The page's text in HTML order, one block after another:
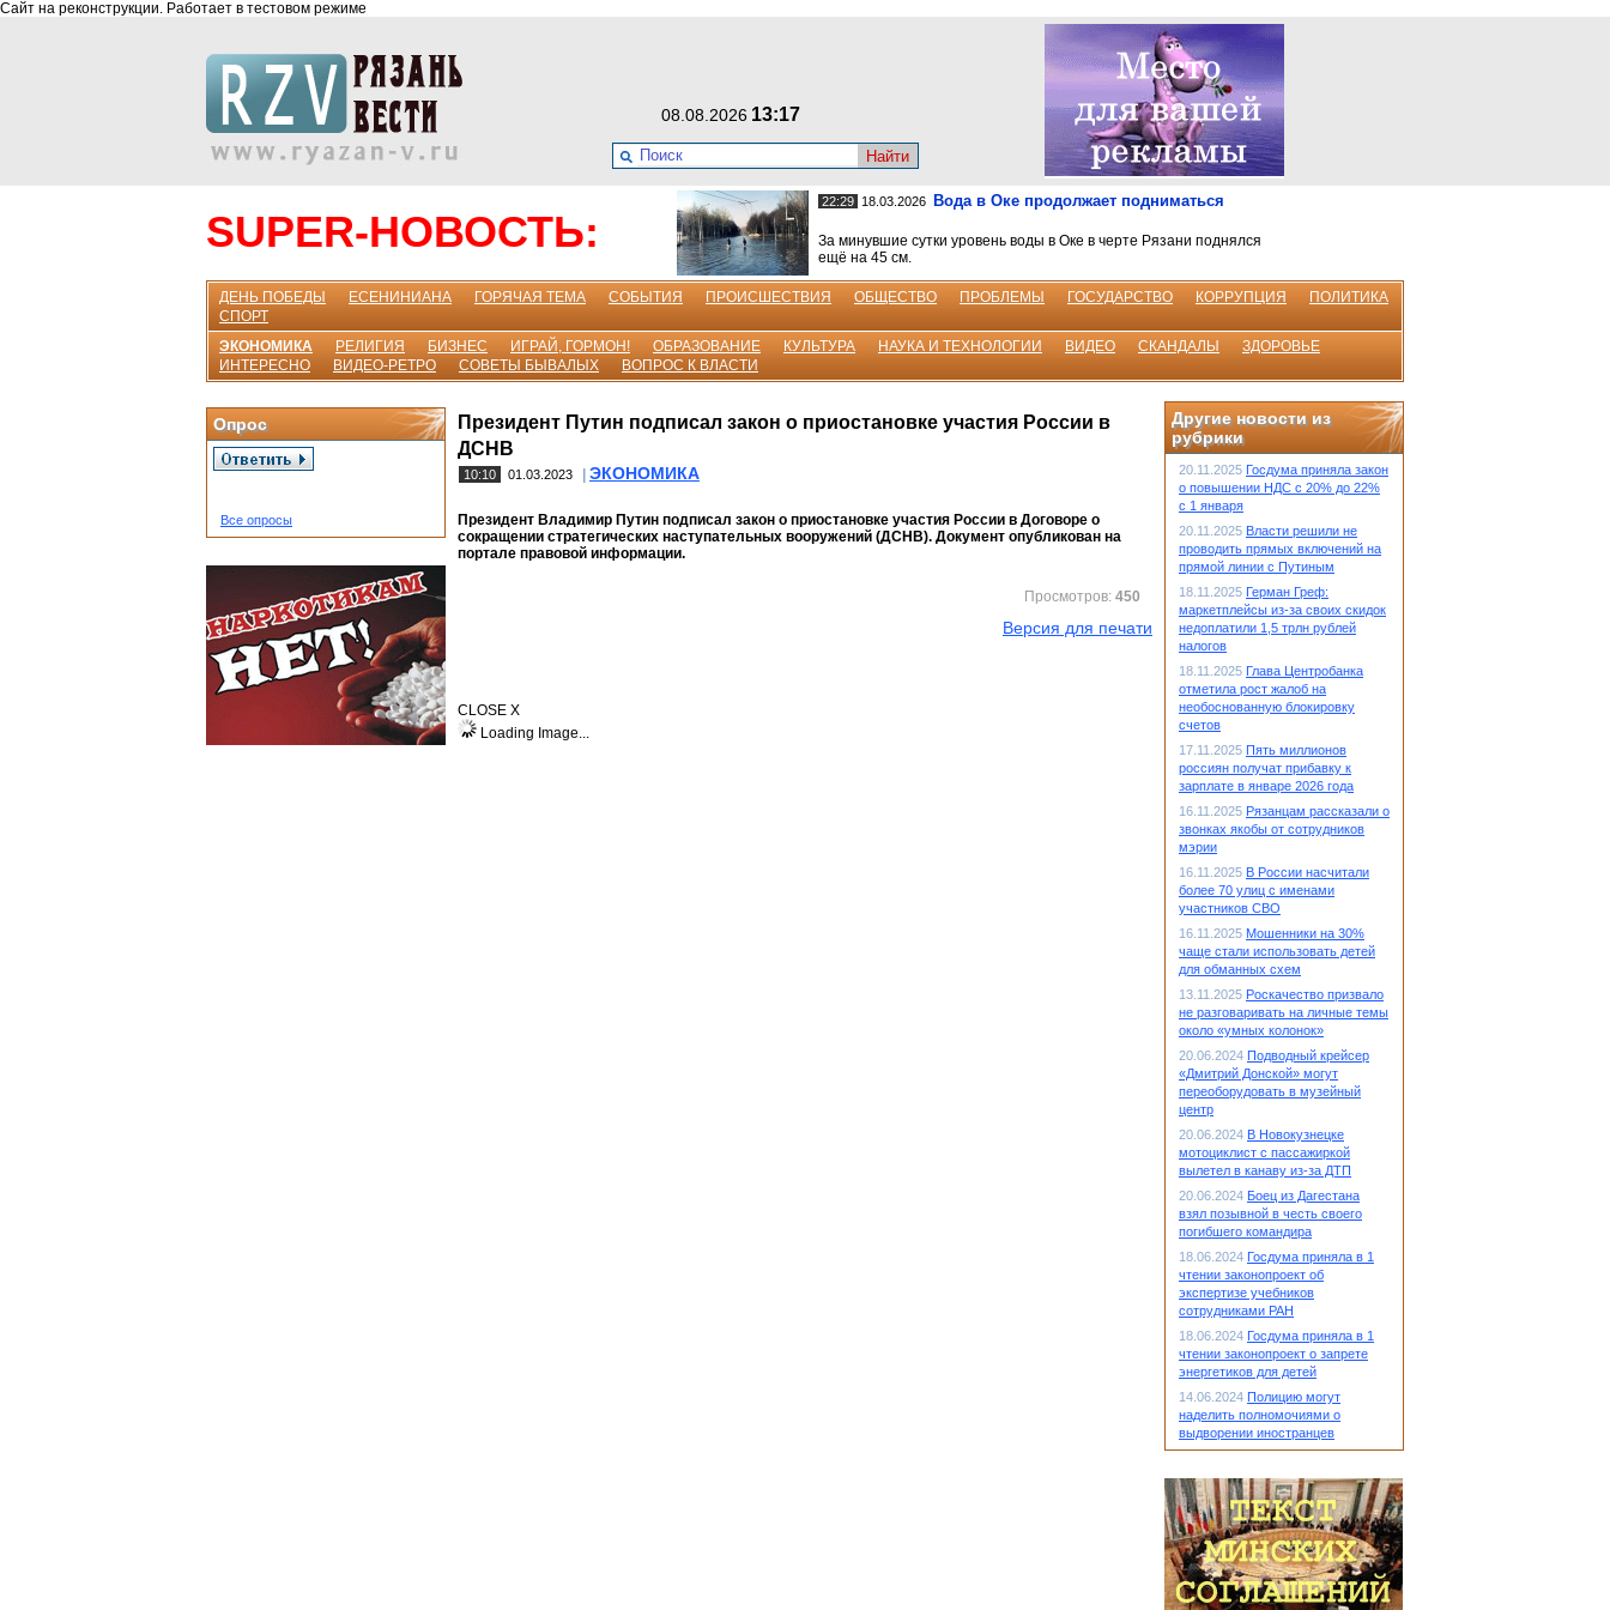
Сайт на реконструкции. Работает в тестовом режиме
08.08.2026 13:17
Найти
SUPER-НОВОСТЬ:
22:29 18.03.2026 Вода в Оке продолжает подниматься
За минувшие сутки уровень воды в Оке в черте Рязани поднялся
ещё на 45 см.
ДЕНЬ ПОБЕДЫ ЕСЕНИНИАНА ГОРЯЧАЯ ТЕМА СОБЫТИЯ ПРОИСШЕСТВИЯ ОБЩЕСТВО ПРОБЛЕМЫ ГОСУДАРСТВО КОРРУПЦИЯ
ПОЛИТИКА
СПОРТ
ЭКОНОМИКА
РЕЛИГИЯ БИЗНЕС ИГРАЙ, ГОРМОН! ОБРАЗОВАНИЕ КУЛЬТУРА НАУКА И ТЕХНОЛОГИИ ВИДЕО СКАНДАЛЫ
ЗДОРОВЬЕ
ИНТЕРЕСНО
ВИДЕО-РЕТРО СОВЕТЫ БЫВАЛЫХ ВОПРОС К ВЛАСТИ
Опрос
Все опросы
Президент Путин подписал закон о приостановке участия России в
ДСНВ
10:10 01.03.2023 ЭКОНОМИКА
Президент Владимир Путин подписал закон о приостановке участия России в Договоре о
сокращении стратегических наступательных вооружений (ДСНВ). Документ опубликован на
портале правовой информации.
Просмотров: 450
Версия для печати
CLOSE X
Loading Image...
Другие новости из
рубрики
20.11.2025 Госдума приняла закон
о повышении НДС с 20% до 22%
с 1 января
20.11.2025 Власти решили не
проводить прямых включений на
прямой линии с Путиным
18.11.2025 Герман Греф:
маркетплейсы из-за своих скидок
недоплатили 1,5 трлн рублей
налогов
18.11.2025 Глава Центробанка
отметила рост жалоб на
необоснованную блокировку
счетов
17.11.2025 Пять миллионов
россиян получат прибавку к
зарплате в январе 2026 года
16.11.2025 Рязанцам рассказали о
звонках якобы от сотрудников
мэрии
16.11.2025 В России насчитали
более 70 улиц с именами
участников СВО
16.11.2025 Мошенники на 30%
чаще стали использовать детей
для обманных схем
13.11.2025 Роскачество призвало
не разговаривать на личные темы
около «умных колонок»
20.06.2024 Подводный крейсер
«Дмитрий Донской» могут
переоборудовать в музейный
центр
20.06.2024 В Новокузнецке
мотоциклист с пассажиркой
вылетел в канаву из-за ДТП
20.06.2024 Боец из Дагестана
взял позывной в честь своего
погибшего командира
18.06.2024 Госдума приняла в 1
чтении законопроект об
экспертизе учебников
сотрудниками РАН
18.06.2024 Госдума приняла в 1
чтении законопроект о запрете
энергетиков для детей
14.06.2024 Полицию могут
наделить полномочиями о
выдворении иностранцев